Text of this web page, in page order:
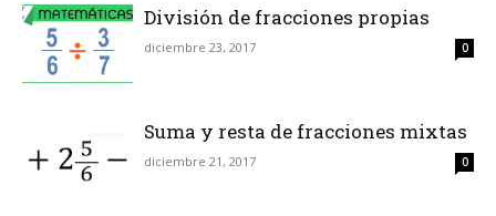
División de fracciones propias
diciembre 23, 2017 0
Suma y resta de fracciones mixtas
diciembre 21, 2017 0